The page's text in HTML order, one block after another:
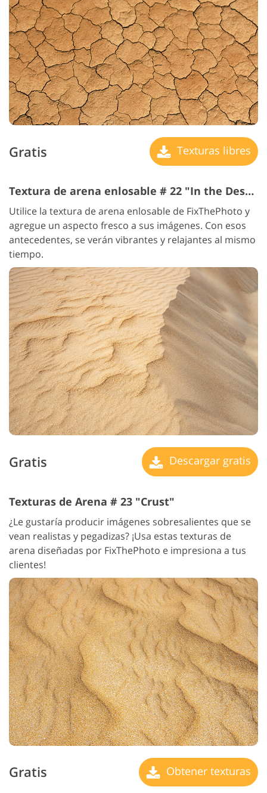
Gratis Texturas libres
Textura de arena enlosable # 22 "In the Desert"
Utilice la textura de arena enlosable de FixThePhoto y
agregue un aspecto fresco a sus imágenes. Con esos
antecedentes, se verán vibrantes y relajantes al mismo
tiempo.
Gratis Descargar gratis
Texturas de Arena # 23 "Crust"
¿Le gustaría producir imágenes sobresalientes que se
vean realistas y pegadizas? ¡Usa estas texturas de
arena diseñadas por FixThePhoto e impresiona a tus
clientes!
Gratis Obtener texturas